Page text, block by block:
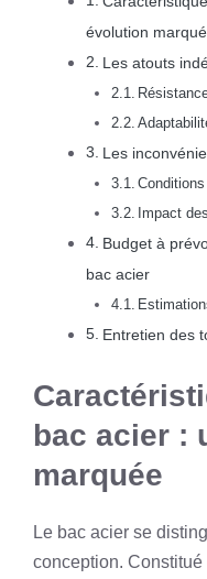
évolution
Les atouts
Les
Impact
Budget à
bac acier
Entretien des
bac acier :
marquée
Le bac acier se
conception. Constitué